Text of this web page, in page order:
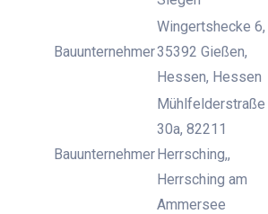
Bauunternehmer
Wingertshecke 6,
35392 Gießen,
Hessen, Hessen
Bauunternehmer
Mühlfelderstraße
30a, 82211
Herrsching,,
Herrsching am
Ammersee